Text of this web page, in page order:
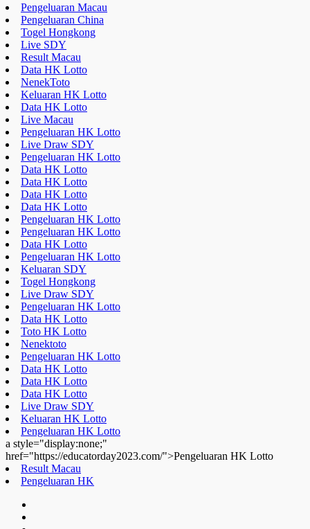
Pengeluaran Macau
Pengeluaran China
Togel Hongkong
Live SDY
Result Macau
Data HK Lotto
NenekToto
Keluaran HK Lotto
Data HK Lotto
Live Macau
Pengeluaran HK Lotto
Live Draw SDY
Pengeluaran HK Lotto
Data HK Lotto
Data HK Lotto
Data HK Lotto
Data HK Lotto
Pengeluaran HK Lotto
Pengeluaran HK Lotto
Data HK Lotto
Pengeluaran HK Lotto
Keluaran SDY
Togel Hongkong
Live Draw SDY
Pengeluaran HK Lotto
Data HK Lotto
Toto HK Lotto
Nenektoto
Pengeluaran HK Lotto
Data HK Lotto
Data HK Lotto
Data HK Lotto
Live Draw SDY
Keluaran HK Lotto
Pengeluaran HK Lotto
a style="display:none;"
href="https://educatorday2023.com/">Pengeluaran HK Lotto
Result Macau
Pengeluaran HK